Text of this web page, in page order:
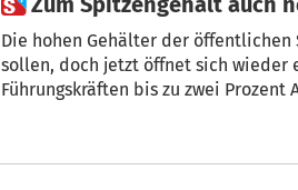
Die hohen Gehälter der öffentlichen Spitzenbeamten
sollen, doch jetzt öffnet sich wieder eine Hintertür. Der Staat gesteht
Führungskräften bis zu zwei Prozent Auftragsprämie zu und die kann den Lohn
Landeshauptmann. Fast alle Gemeinden haben ihren